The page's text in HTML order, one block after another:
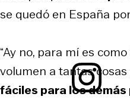
se quedó en España
“Ay no, para mí es
volumen a tantas cosas
fáciles para los